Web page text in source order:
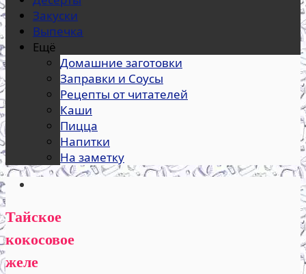
Закуски
Выпечка
Ещё
Домашние заготовки
Заправки и Соусы
Рецепты от читателей
Каши
Пицца
Напитки
На заметку
Тайское
кокосовое
желе